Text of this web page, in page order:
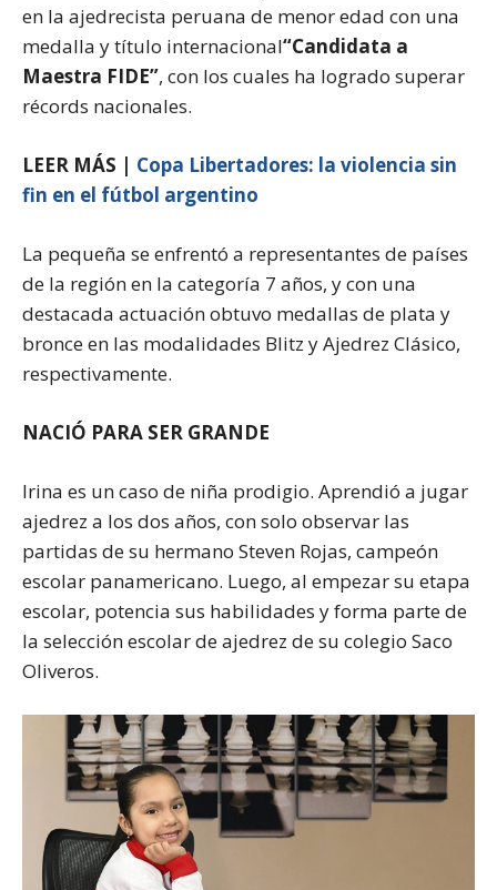
en la ajedrecista peruana de menor edad con una
medalla y título internacional“Candidata a
Maestra FIDE”, con los cuales ha logrado superar
récords nacionales.
LEER MÁS | Copa Libertadores: la violencia sin
fin en el fútbol argentino
La pequeña se enfrentó a representantes de países
de la región en la categoría 7 años, y con una
destacada actuación obtuvo medallas de plata y
bronce en las modalidades Blitz y Ajedrez Clásico,
respectivamente.
NACIÓ PARA SER GRANDE
Irina es un caso de niña prodigio. Aprendió a jugar
ajedrez a los dos años, con solo observar las
partidas de su hermano Steven Rojas, campeón
escolar panamericano. Luego, al empezar su etapa
escolar, potencia sus habilidades y forma parte de
la selección escolar de ajedrez de su colegio Saco
Oliveros.